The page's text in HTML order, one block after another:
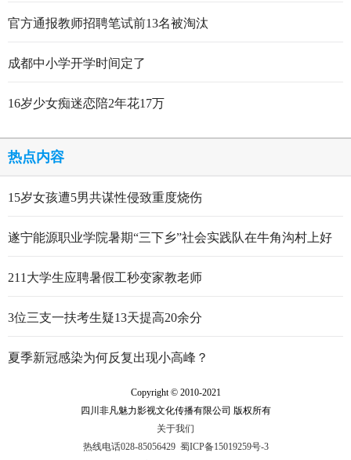
官方通报教师招聘笔试前13名被淘汰
成都中小学开学时间定了
16岁少女痴迷恋陪2年花17万
热点内容
15岁女孩遭5男共谋性侵致重度烧伤
遂宁能源职业学院暑期“三下乡”社会实践队在牛角沟村上好
211大学生应聘暑假工秒变家教老师
3位三支一扶考生疑13天提高20余分
夏季新冠感染为何反复出现小高峰？
Copyright © 2010-2021
四川非凡魅力影视文化传播有限公司 版权所有
关于我们
热线电话028-85056429 蜀ICP备15019259号-3